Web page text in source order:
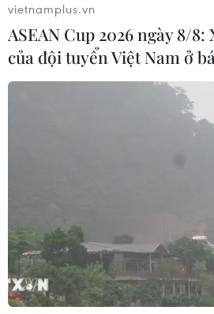
vietnamplus.vn
ASEAN Cup 2026 ngày 8/
của đội tuyển Việt Nam ở